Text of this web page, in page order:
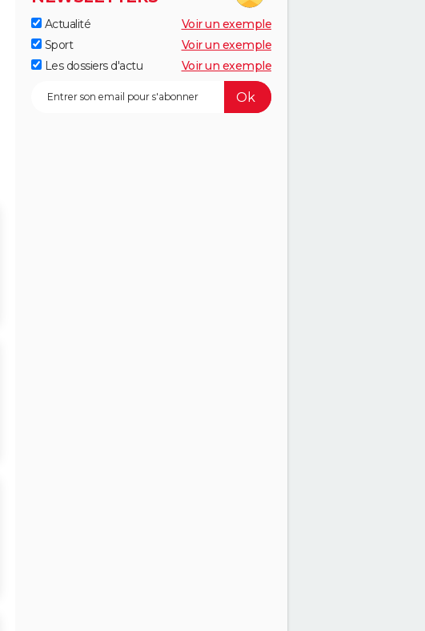
Actualité
Voir un exemple
Sport
Voir un exemple
Les dossiers d'actu
Voir un exemple